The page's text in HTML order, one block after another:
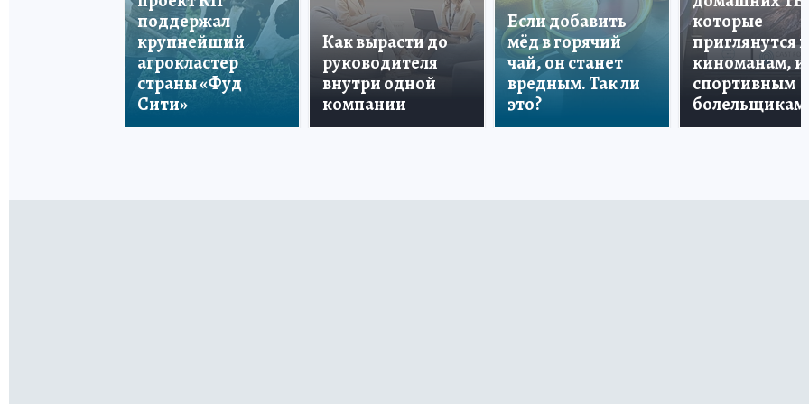
поддержал
крупнейший
агрокластер
страны «Фуд
Сити»
Как вырасти до
руководителя
внутри одной
компании
Если добавить
мёд в горячий
чай, он станет
вредным. Так ли
это?
которые
приглянутся и
киноманам, и
спортивным
болельщикам